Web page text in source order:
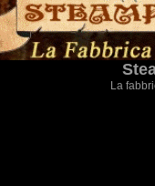
La